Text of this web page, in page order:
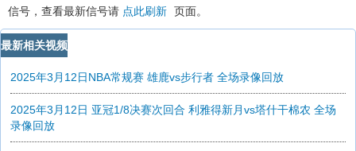
信号，查看最新信号请 点此刷新 页面。
最新相关视频
2025年3月12日NBA常规赛 雄鹿vs步行者 全场录像回放
2025年3月12日 亚冠1/8决赛次回合 利雅得新月vs塔什干棉农 全场
录像回放